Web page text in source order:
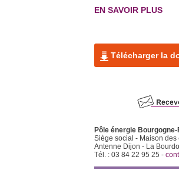
30 mars
Formation
Eau
Dijon (21)
En savoir
chaleur en
Vesoul et
En savoir
EN SAVOIR PLUS
Télécharger la
Pôle énergie
Siège social - Maison
Antenne Dijon - La
Tél. : 03 84 22 95 25 -